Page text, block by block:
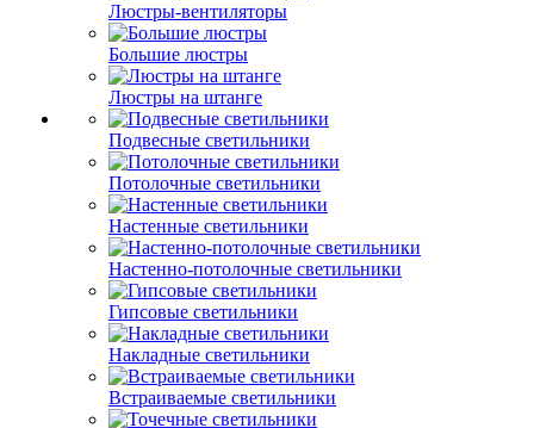
Люстры-вентиляторы
Большие люстры
Люстры на штанге
Подвесные светильники
Потолочные светильники
Настенные светильники
Настенно-потолочные светильники
Гипсовые светильники
Накладные светильники
Встраиваемые светильники